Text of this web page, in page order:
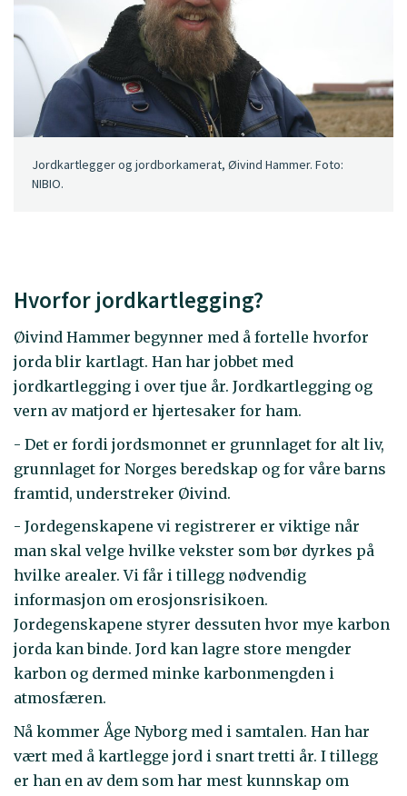
Jordkartlegger og jordborkamerat, Øivind Hammer. Foto:
NIBIO.
Hvorfor jordkartlegging?
Øivind Hammer begynner med å fortelle hvorfor
jorda blir kartlagt. Han har jobbet med
jordkartlegging i over tjue år. Jordkartlegging og
vern av matjord er hjertesaker for ham.
- Det er fordi jordsmonnet er grunnlaget for alt liv,
grunnlaget for Norges beredskap og for våre barns
framtid, understreker Øivind.
- Jordegenskapene vi registrerer er viktige når
man skal velge hvilke vekster som bør dyrkes på
hvilke arealer. Vi får i tillegg nødvendig
informasjon om erosjonsrisikoen.
Jordegenskapene styrer dessuten hvor mye karbon
jorda kan binde. Jord kan lagre store mengder
karbon og dermed minke karbonmengden i
atmosfæren.
Nå kommer Åge Nyborg med i samtalen. Han har
vært med å kartlegge jord i snart tretti år. I tillegg
er han en av dem som har mest kunnskap om